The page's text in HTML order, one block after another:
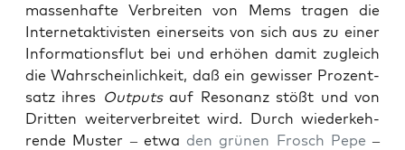
mas­sen­haf­te Ver­brei­ten von Mems tra­gen die
Inter­net­ak­ti­vis­ten einer­seits von sich aus zu einer
Infor­ma­ti­ons­flut bei und erhö­hen damit zugleich
die Wahr­schein­lich­keit, daß ein gewis­ser Pro­zent­
satz ihres Out­putsauf Reso­nanz stößt und von
Drit­ten wei­ter­ver­brei­tet wird. Durch wie­der­keh­
ren­de Mus­ter – etwa den grü­nen Frosch Pepe –